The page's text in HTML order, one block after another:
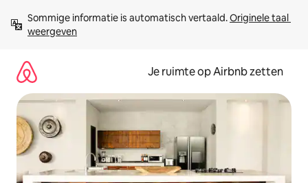
direct
naar
Sommige informatie is automatisch vertaald. Originele taal
weergeven
Je ruimte op Airbnb zetten